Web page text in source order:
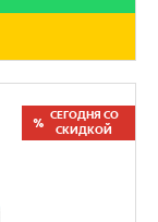
СЕГОДНЯ СО
СКИДКОЙ